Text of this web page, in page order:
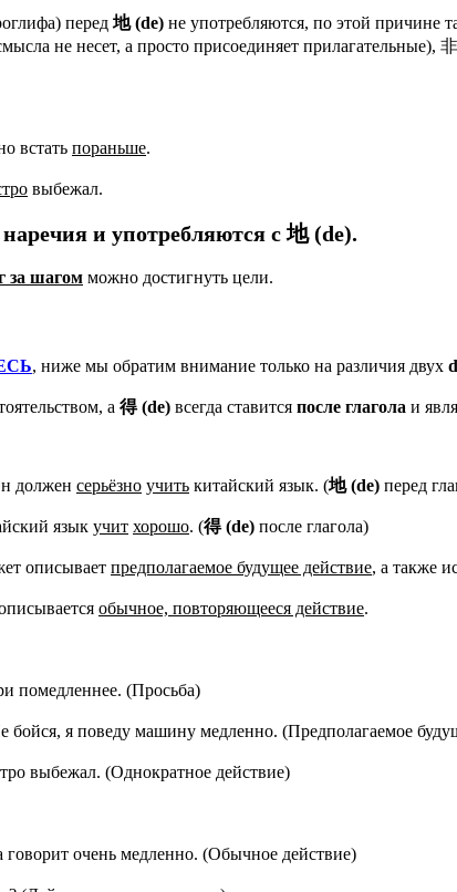
перед 地(de) не употребляются, по этой причине
не несет, а просто присоединяет прилагательные),
встать пораньше.
выбежал.
и употребляются с地(de).
за шагом можно достигнуть цели.
, ниже мы обратим внимание только на различия двух
а 得(de) всегда ставится после глагола и
должен серьёзно учить китайский язык. (地(de) перед
язык учит хорошо. (得(de) после глагола)
описывает предполагаемое будущее действие, а также
обычное, повторяющееся действие.
помедленнее. (Просьба)
бойся, я поведу машину медленно. (Предполагаемое
выбежал. (Однократное действие)
говорит очень медленно. (Обычное действие)